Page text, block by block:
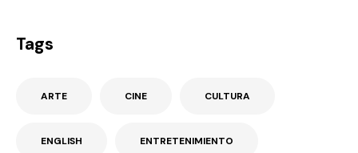
Tags
ARTE CINE CULTURA
ENGLISH ENTRETENIMIENTO